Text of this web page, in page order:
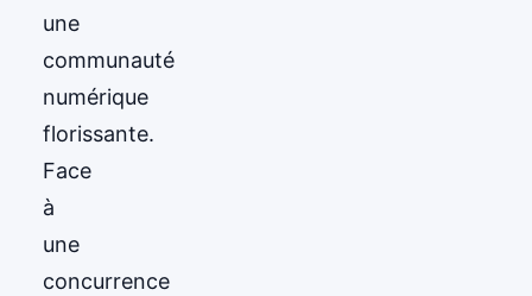
une
communauté
numérique
florissante.
Face
à
une
concurrence